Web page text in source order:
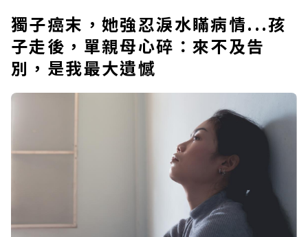
獨子癌末，她強忍淚水瞞病情...孩
子走後，單親母心碎：來不及告
別，是我最大遺憾